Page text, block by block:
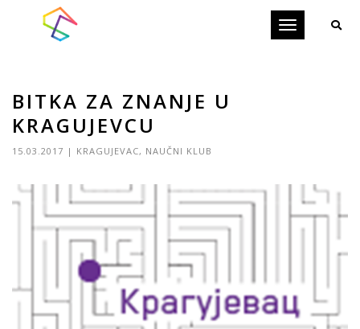
Toggle
BITKA ZA ZNANJE U
KRAGUJEVCU
15.03.2017 | KRAGUJEVAC, NAUČNI KLUB